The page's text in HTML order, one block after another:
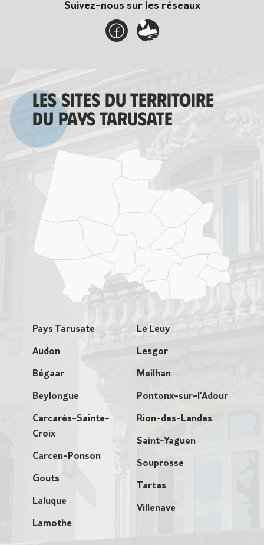
Suivez-nous sur les réseaux
Les sites du territoire
du Pays tarusate
Pays Tarusate
Audon
Bégaar
Beylongue
Carcarès-Sainte-
Croix
Carcen-Ponson
Gouts
Laluque
Lamothe
Le Leuy
Lesgor
Meilhan
Pontonx-sur-l'Adour
Rion-des-Landes
Saint-Yaguen
Souprosse
Tartas
Villenave